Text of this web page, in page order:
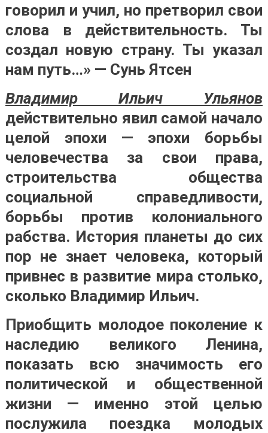
говорил и учил, но претворил свои
слова в действительность. Ты
создал новую страну. Ты указал
нам путь…» — Сунь Ятсен
Владимир Ильич Ульянов
действительно явил самой начало
целой эпохи — эпохи борьбы
человечества за свои права,
строительства общества
социальной справедливости,
борьбы против колониального
рабства. История планеты до сих
пор не знает человека, который
привнес в развитие мира столько,
сколько Владимир Ильич.
Приобщить молодое поколение к
наследию великого Ленина,
показать всю значимость его
политической и общественной
жизни — именно этой целью
послужила поездка молодых